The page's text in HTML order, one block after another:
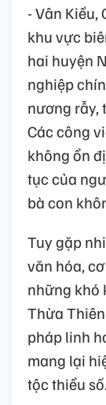
- Vân Kiều,
khu vực
hai huyện
nghiệp
nương rẫy,
Các công
không ổn
tục của
bà con
Tuy gặp
văn hóa,
những khó
Thừa
pháp linh
mang lại
tộc thiểu số.